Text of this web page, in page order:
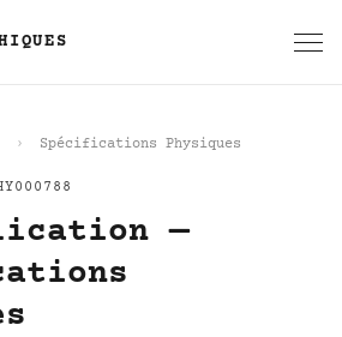
Spécifications Physiques
—